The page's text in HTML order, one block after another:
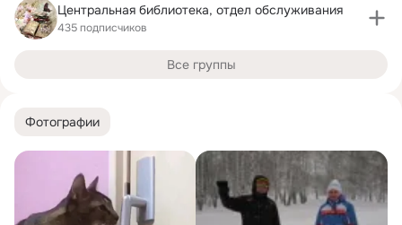
Фотографии
Центральная библиотека, отдел обслуживания
435 подписчиков
Все группы